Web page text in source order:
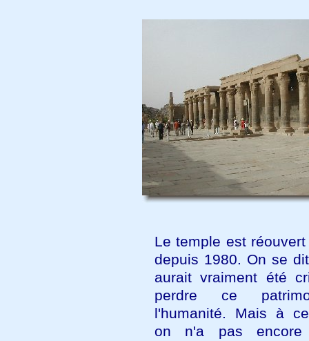
Le temple est
depuis 1980. On se
aurait vraiment été
perdre ce
l'humanité. Mais à
on n'a pas